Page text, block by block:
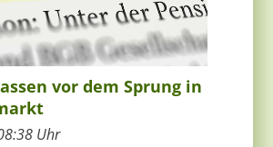
vor dem Sprung in
Uhr